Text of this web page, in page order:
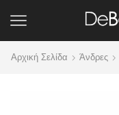
Αρχική Σελίδα Άνδρες